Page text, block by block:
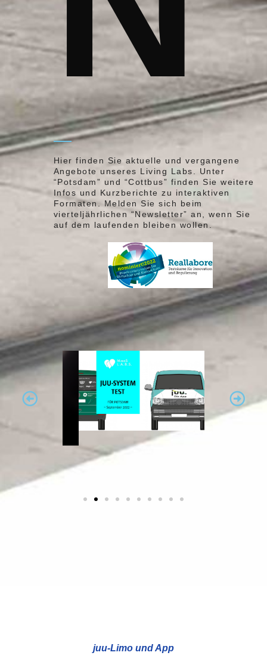
Hier finden Sie aktuelle und vergangene
Angebote unseres Living Labs. Unter
“Potsdam” und “Cottbus” finden Sie weitere
Infos und Kurzberichte zu interaktiven
Formaten. Melden Sie sich beim
vierteljährlichen “Newsletter” an, wenn Sie
auf dem laufenden bleiben wollen.
juu-Limo und App